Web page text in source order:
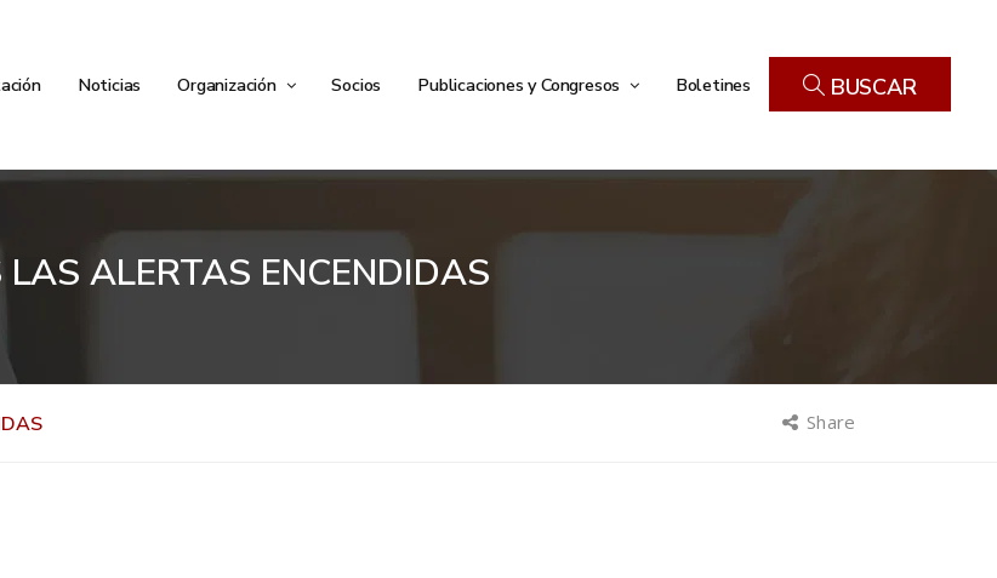
Noticias Organización Socios Publicaciones y Congresos Boletines BUSCAR
ALERTAS ENCENDIDAS
Share